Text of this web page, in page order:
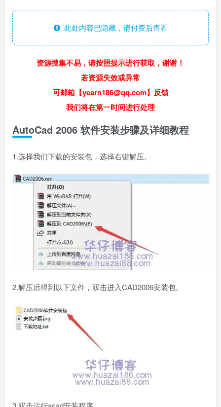
此处内容已隐藏，请付费后查看
资源搜集不易，请按照提示进行获取，谢谢！
若资源失效或异常
可邮箱【yearn186@qq.com】反馈
我们将在第一时间进行处理
AutoCad 2006 软件安装步骤及详细教程
1.选择我们下载的安装包，选择右键解压。
2.解压后得到以下文件，双击进入CAD2006安装包。